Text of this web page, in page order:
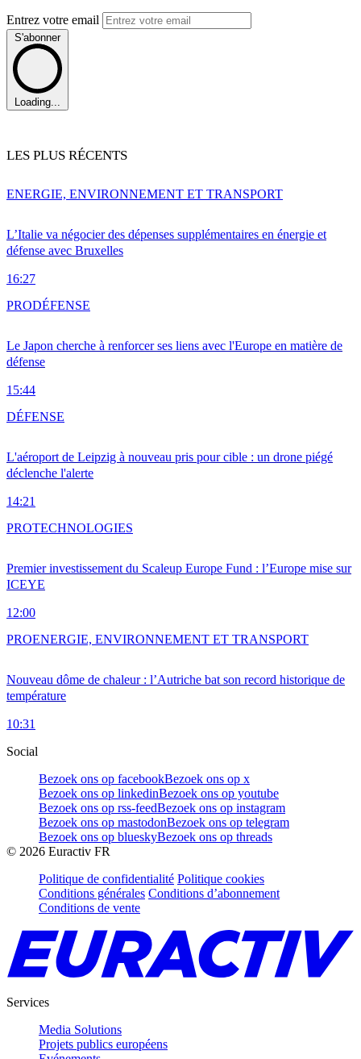
Entrez votre email
S'abonner
Loading...
LES PLUS RÉCENTS
L’Italie va négocier des dépenses supplémentaires en énergie et
défense avec Bruxelles
16:27
ENERGIE, ENVIRONNEMENT ET TRANSPORT
Le Japon cherche à renforcer ses liens avec l'Europe en matière de
défense
15:44
PRODÉFENSE
L'aéroport de Leipzig à nouveau pris pour cible : un drone piégé
déclenche l'alerte
14:21
DÉFENSE
Premier investissement du Scaleup Europe Fund : l’Europe mise sur
ICEYE
12:00
PROTECHNOLOGIES
Nouveau dôme de chaleur : l’Autriche bat son record historique de
température
10:31
PROENERGIE, ENVIRONNEMENT ET TRANSPORT
Social
Bezoek ons op facebookBezoek ons op x
Bezoek ons op linkedinBezoek ons op youtube
Bezoek ons op rss-feedBezoek ons op instagram
Bezoek ons op mastodonBezoek ons op telegram
Bezoek ons op blueskyBezoek ons op threads
© 2026 Euractiv FR
Politique de confidentialité Politique cookies
Conditions générales Conditions d’abonnement
Conditions de vente
Services
Media Solutions
Projets publics européens